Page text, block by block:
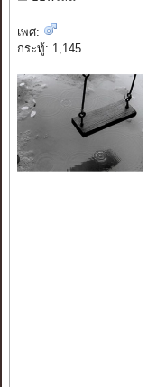
เพศ:
กระทู้: 1,145